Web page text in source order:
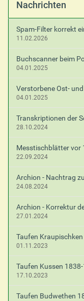
Nachrichten
Spam-Filter korrekt
11.02.2026
Buchscanner beim
04.01.2025
Verstorbene Ost-
04.01.2025
Transkriptionen der
28.10.2024
Messtischblätter vor
22.09.2024
Archion - Nachtrag
24.08.2024
Archion - Korrektur
27.01.2024
Taufen
01.11.2023
Taufen Kussen
17.10.2023
Taufen Budwethen